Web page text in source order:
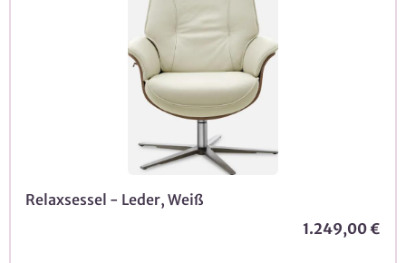
Relaxsessel - Leder, Weiß
1.249,00 €